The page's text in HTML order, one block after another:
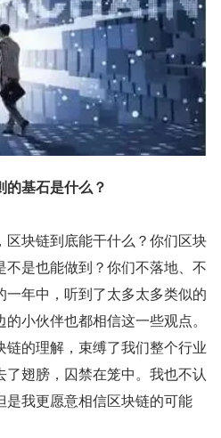
基石是什么？
块链到底能干什么？你们区块
是也能做到？你们不落地、不
年中，听到了太多太多类似的
小伙伴也都相信这一些观点。
的理解，束缚了我们整个行业
翅膀，囚禁在笼中。我也不认
是我更愿意相信区块链的可能